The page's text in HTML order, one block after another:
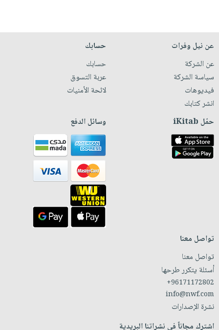
عن نيل وفرات
عن الشركة
سياسة الشركة
فيديوهات
انشر كتابك
حسابك
حسابك
عربة التسوق
لائحة الأمنيات
حمّل iKitab وسائل الدفع
تواصل معنا
تواصل معنا
أسئلة يتكرر طرحها
+96171172802
info@nwf.com
نشرة الإصدارات
اشترك مجاناً في نشراتنا البريدية